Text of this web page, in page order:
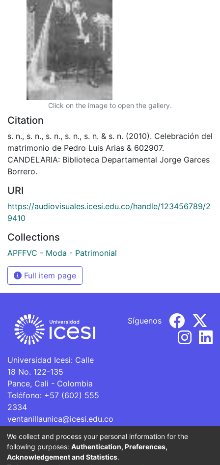
Click on the image to open the gallery.
Citation
s. n., s. n., s. n., s. n., s. n. & s. n. (2010). Celebración del
matrimonio de Pedro Luis Arias & 602907.
CANDELARIA: Biblioteca Departamental Jorge Garces
Borrero.
URI
https://audiovisuales.icesi.edu.co/handle/123456789/2
9410
Collections
APFFVC - Moda - Patrimonial
Full item page
Universidad Icesi: Calle
18 No. 122-135
Pance, Cali - Colombia
Teléfono: +57 (602) 555
2334
ventanillaunica@icesi.edu.co
Síguenos
La Universidad Icesi es una Institución de Educación
Superior que se encuentra sujeta a inspección y vigilancia
We collect and process your personal information for the
following purposes: Authentication, Preferences,
Acknowledgement and Statistics.